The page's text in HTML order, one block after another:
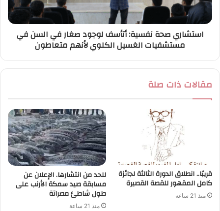
استشاري صحة نفسية: أتأسف لوجود صغار في السن في
مستشفيات الغسيل الكلوي لأنهم متعاطون
مقالات ذات صلة
قريبًا.. انطلاق الدورة الثالثة لجائزة
كامل المقهور للقصة القصيرة
منذ 21 ساعة
للحد من انتشارها. الإعلان عن
مسابقة صيد سمكة الأرنب على
طول شاطئ مصراتة
منذ 21 ساعة